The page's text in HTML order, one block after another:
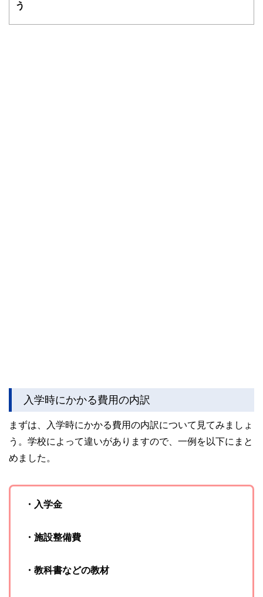
ドバイザー、DCプランナー、公認会計士、社会保険労務
う
入学時にかかる費用の内訳
まずは、入学時にかかる費用の内訳について見てみましょ
う。学校によって違いがありますので、一例を以下にまと
めました。
・入学金
・施設整備費
・教科書などの教材